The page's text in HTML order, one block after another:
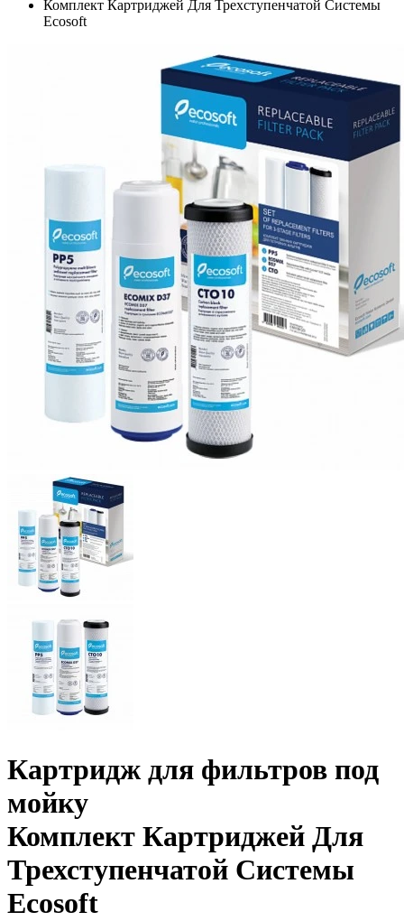
Комплект Картриджей Для Трехступенчатой Системы
Ecosoft
Картридж для фильтров под
мойку
Комплект Картриджей Для
Трехступенчатой Системы
Ecosoft